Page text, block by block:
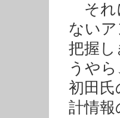
それ
ない
把握
うや
初田氏
計情